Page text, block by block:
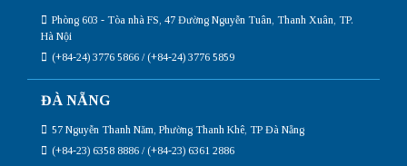
Phòng 603 - Tòa nhà FS, 47 Đường Nguyễn Tuân, Thanh Xuân, TP.
Hà Nội
(+84-24) 3776 5866 / (+84-24) 3776 5859
ĐÀ NẴNG
57 Nguyễn Thanh Năm, Phường Thanh Khê, TP Đà Nẵng
(+84-23) 6358 8886 / (+84-23) 6361 2886